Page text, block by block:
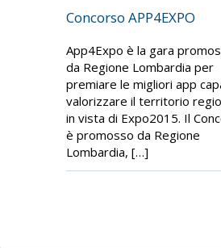
Concorso APP4EXPO
App4Expo è la gara
da Regione Lombardia per
premiare le migliori app
valorizzare il territorio
in vista di Expo2015. Il
è promosso da Regione
Lombardia, […]